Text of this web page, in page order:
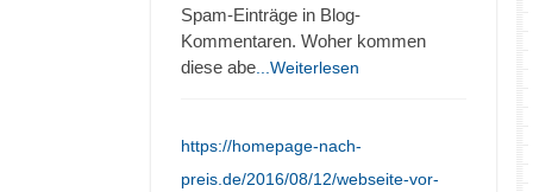
Spam-Einträge in Blog-
Kommentaren. Woher kommen
diese abe ...Weiterlesen
https://homepage-nach-
preis.de/2016/08/12/webseite-vor-